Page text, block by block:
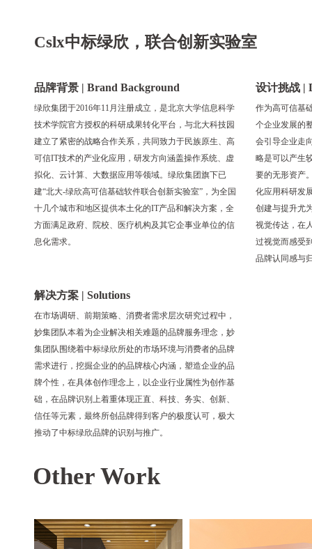
Cslx中标绿欣，联合创新实验室
品牌背景 | Brand Background
绿欣集团于2016年11月注册成立，是北京大学信息科学
技术学院官方授权的科研成果转化平台，与北大科技园
建立了紧密的战略合作关系，共同致力于民族原生、高
可信IT技术的产业化应用，研发方向涵盖操作系统、虚
拟化、云计算、大数据应用等领域。绿欣集团旗下已
建“北大-绿欣高可信基础软件联合创新实验室”，为全国
十几个城市和地区提供本土化的IT产品和解决方案，全
方面满足政府、院校、医疗机构及其它企事业单位的信
息化需求。
设计挑战 |
作为高可信基
个企业发展的
会引导企业走
略是可以产生
要的无形资产
化应用科研发
创建与提升尤
视觉传达，在
过视觉而感受
品牌认同感与
解决方案 | Solutions
在市场调研、前期策略、消费者需求层次研究过程中，
妙集团队本着为企业解决相关难题的品牌服务理念，妙
集团队围绕着中标绿欣所处的市场环境与消费者的品牌
需求进行，挖掘企业的的品牌核心内涵，塑造企业的品
牌个性，在具体创作理念上，以企业行业属性为创作基
础，在品牌识别上着重体现正直、科技、务实、创新、
信任等元素，最终所创品牌得到客户的极度认可，极大
推动了中标绿欣品牌的识别与推广。
Other Work